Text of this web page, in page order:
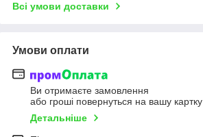
Всі умови доставки
Умови оплати
Ви отримаєте замовлення
або гроші повернуться на вашу картку
Детальніше